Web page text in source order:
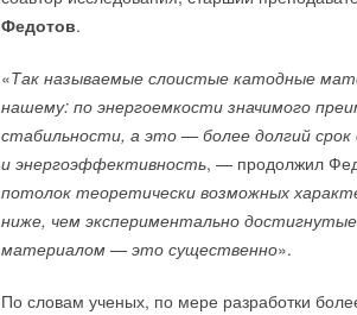
Федотов.
«Так называемые слоистые катодные
нашему: по энергоемкости значимого
стабильности, а это — более долгий срок
и энергоэффективность, — продолжил
потолок теоретически возможных
ниже, чем экспериментально
материалом — это существенно».
По словам ученых, по мере разработки
Центр будет включать общественные
8. Несущий профилированный настил